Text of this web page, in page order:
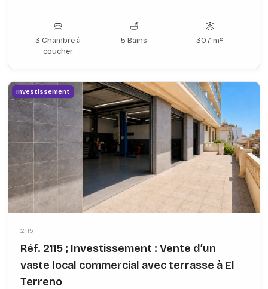
3 Chambre à
coucher
5 Bains 307 m²
Investissement
2115
Réf. 2115 ; Investissement : Vente d’un
vaste local commercial avec terrasse à El
Terreno